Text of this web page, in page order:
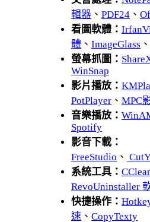
輯器 、 PDF24 、
看圖軟體：
體 、 ImageGlass 、
螢幕抓圖：
WinSnap
影片播放：
PotPlayer 、 MPC
音樂播放：
Spotify
影音下載：
FreeStudio 、
系統工具：
RevoUninstaller
快捷操作：
速 、 CopyTexty